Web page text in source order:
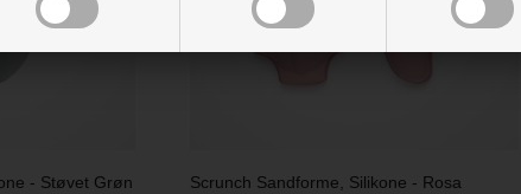
- Støvet Grøn Scrunch Sandforme, Silikone - Rosa